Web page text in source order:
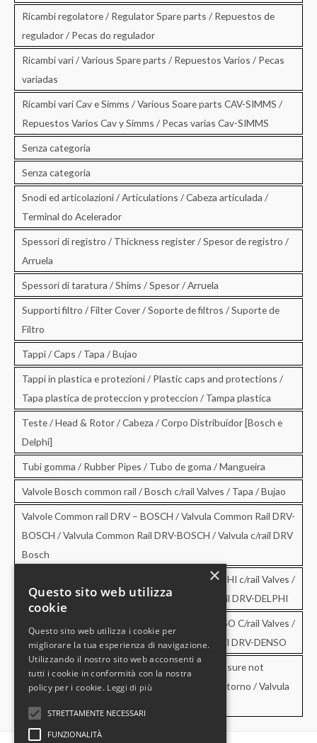
Ricambi regolatore / Regulator Spare parts / Repuestos de
regulador / Pecas do regulador
Ricambi vari / Various Spare parts / Repuestos Varios / Pecas
variadas
Ricambi vari Cav e Simms / Various Soare parts CAV-SIMMS /
Repuestos Varios Cav y Simms / Pecas varias Cav-SIMMS
Senza categoria
Senza categoria
Snodi ed articolazioni / Articulations / Cabeza articulada /
Terminal do Acelerador
Spessori di registro / Thickness register / Spesor de registro /
Arruela
Spessori di taratura / Shims / Spesor / Arruela
Supporti filtro / Filter Cover / Soporte de filtros / Suporte de
Filtro
Tappi / Caps / Tapa / Bujao
Tappi in plastica e protezioni / Plastic caps and protections /
Tapa plastica de proteccion y proteccion / Tampa plastica
Teste / Head & Rotor / Cabeza / Corpo Distribuidor [Bosch e
Delphi]
Tubi gomma / Rubber Pipes / Tubo de goma / Mangueira
Valvole Bosch common rail / Bosch c/rail Valves / Tapa / Bujao
Valvole Common rail DRV – BOSCH / Valvula Common Rail DRV-
BOSCH / Valvula Common Rail DRV-BOSCH / Valvula c/rail DRV
Bosch
Valvole Common rail DRV – DELPHI / DRV-DELPHI c/rail Valves /
Valvula Common Rail DRV-DELPHI / Valvula c/rail DRV-DELPHI
Valvole Common rail DRV – DENSO / DRV-DENSO C/rail Valves /
Valvula Common Rail DRV-DENSO / Valvula c/rail DRV-DENSO
Valvole di sovrapressione e di non ritorno / Pressure not
retourn Valves / Valvula de sobrepresion y no retorno / Valvula
de pressao e no retorno
×
Questo sito web utilizza
cookie
Questo sito web utilizza i cookie per
migliorare la tua esperienza di navigazione.
Utilizzando il nostro sito web acconsenti a
tutti i cookie in conformità con la nostra
policy per i cookie. Leggi di più
STRETTAMENTE NECESSARI
FUNZIONALITÀ